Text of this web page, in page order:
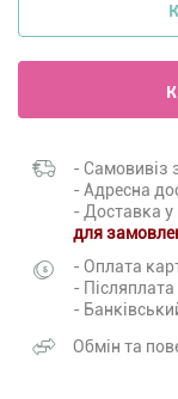
- Самовивіз
- Адресна
- Доставка у
для
- Оплата
-
-
Обмін та